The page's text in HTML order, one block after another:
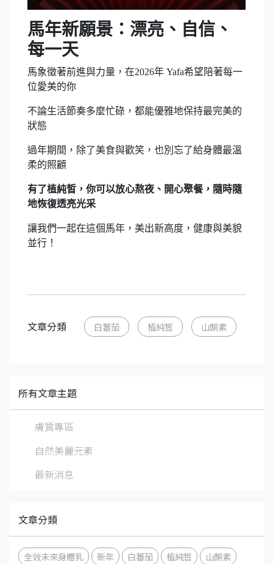
馬年新願景：漂亮、自信、
每一天
馬象徵著前進與力量，在2026年 Yafa希望陪著每一
位愛美的你
不論生活節奏多麼忙碌，都能優雅地保持最完美的
狀態
過年期間，除了美食與歡笑，也別忘了給身體最溫
柔的照顧
有了植純皙，你可以放心熬夜、開心聚餐，隨時隨
地恢復透亮光采
讓我們一起在這個馬年，美出新高度，健康與美貌
並行！
文章分類 白蕃茄 植純皙 山酮素
所有文章主題
膚質專區
自然美麗元素
最新消息
文章分類
全效未來身體乳 新年 白蕃茄 植純皙 山酮素